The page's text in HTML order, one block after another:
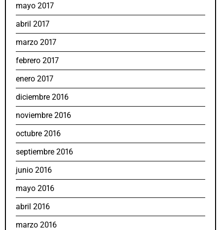
mayo 2017
abril 2017
marzo 2017
febrero 2017
enero 2017
diciembre 2016
noviembre 2016
octubre 2016
septiembre 2016
junio 2016
mayo 2016
abril 2016
marzo 2016